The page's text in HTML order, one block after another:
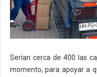
Serían cerca de 400 las
momento, para apoyar a